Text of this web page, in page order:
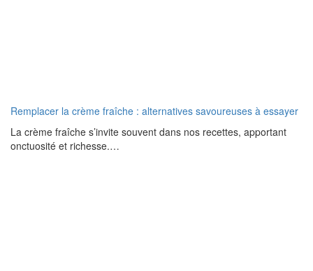
Remplacer la crème fraîche : alternatives savoureuses à essayer
La crème fraîche s’invite souvent dans nos recettes, apportant
onctuosité et richesse.…